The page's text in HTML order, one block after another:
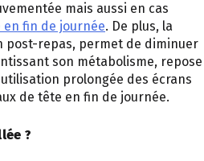
mais aussi en cas
en fin de journée. De plus, la
post-repas, permet de diminuer
son métabolisme, repose
utilisation prolongée des écrans
de tête en fin de journée.
?